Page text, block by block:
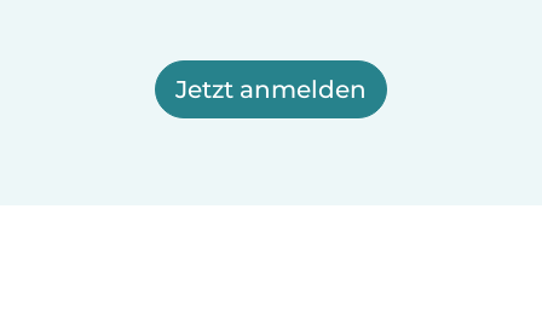
Jetzt anmelden